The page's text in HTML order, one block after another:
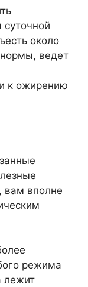
около
нормы, ведет
к ожирению
вам вполне
режима
лежит